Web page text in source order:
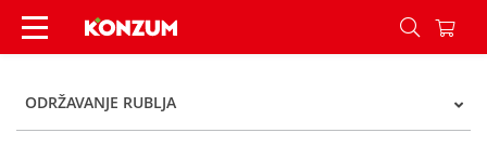
Frosch Baby Sredstvo za odstranjivanje mrlja
ODRŽAVANJE RUBLJA